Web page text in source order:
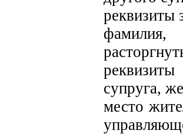
реквизиты
супруга,
место